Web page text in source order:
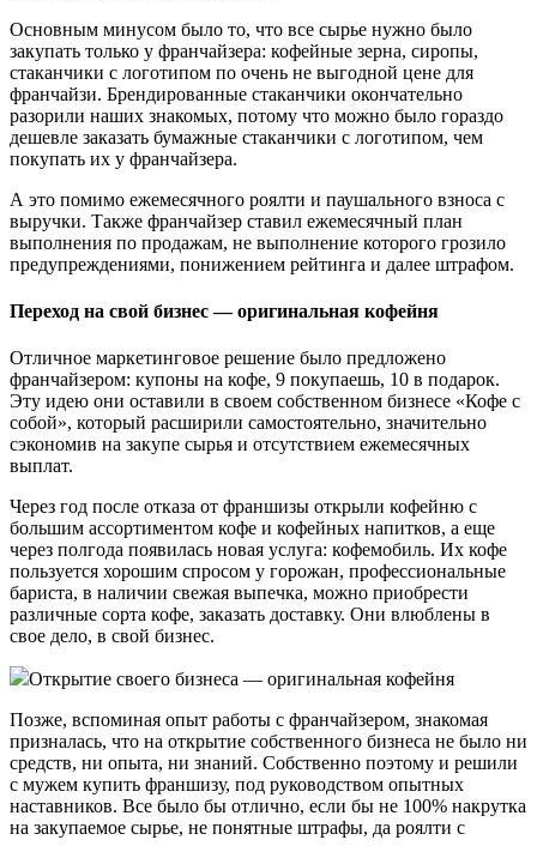
Основным минусом было то, что все сырье нужно было
закупать только у франчайзера: кофейные зерна, сиропы,
стаканчики с логотипом по очень не выгодной цене для
франчайзи. Брендированные стаканчики окончательно
разорили наших знакомых, потому что можно было гораздо
дешевле заказать бумажные стаканчики с логотипом, чем
покупать их у франчайзера.
А это помимо ежемесячного роялти и паушального взноса с
выручки. Также франчайзер ставил ежемесячный план
выполнения по продажам, не выполнение которого грозило
предупреждениями, понижением рейтинга и далее штрафом.
Переход на свой бизнес — оригинальная кофейня
Отличное маркетинговое решение было предложено
франчайзером: купоны на кофе, 9 покупаешь, 10 в подарок.
Эту идею они оставили в своем собственном бизнесе «Кофе с
собой», который расширили самостоятельно, значительно
сэкономив на закупе сырья и отсутствием ежемесячных
выплат.
Через год после отказа от франшизы открыли кофейню с
большим ассортиментом кофе и кофейных напитков, а еще
через полгода появилась новая услуга: кофемобиль. Их кофе
пользуется хорошим спросом у горожан, профессиональные
бариста, в наличии свежая выпечка, можно приобрести
различные сорта кофе, заказать доставку. Они влюблены в
свое дело, в свой бизнес.
Открытие своего бизнеса — оригинальная кофейня
Позже, вспоминая опыт работы с франчайзером, знакомая
призналась, что на открытие собственного бизнеса не было ни
средств, ни опыта, ни знаний. Собственно поэтому и решили
с мужем купить франшизу, под руководством опытных
наставников. Все было бы отлично, если бы не 100% накрутка
на закупаемое сырье, не понятные штрафы, да роялти с